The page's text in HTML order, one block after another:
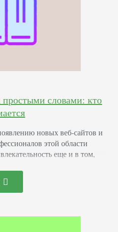
простыми словами: кто
новых веб-сайтов и
этой области
еще и в том,
кто находится на стадии
пути и готов начать все с
приложений. Он…